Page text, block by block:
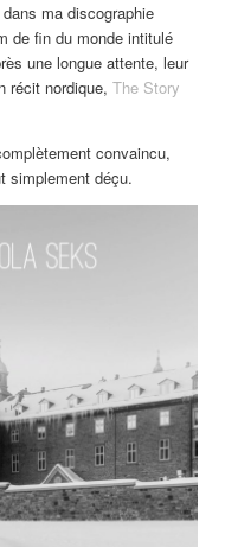
ma discographie
de fin du monde intitulé
une longue attente, leur
récit nordique,The Story
convaincu,
simplement déçu.